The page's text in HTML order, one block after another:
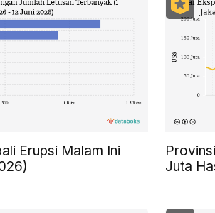
Erupsi Malam Ini
Juta